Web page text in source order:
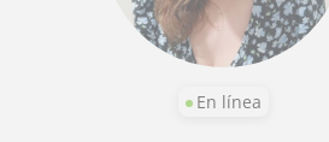
En línea